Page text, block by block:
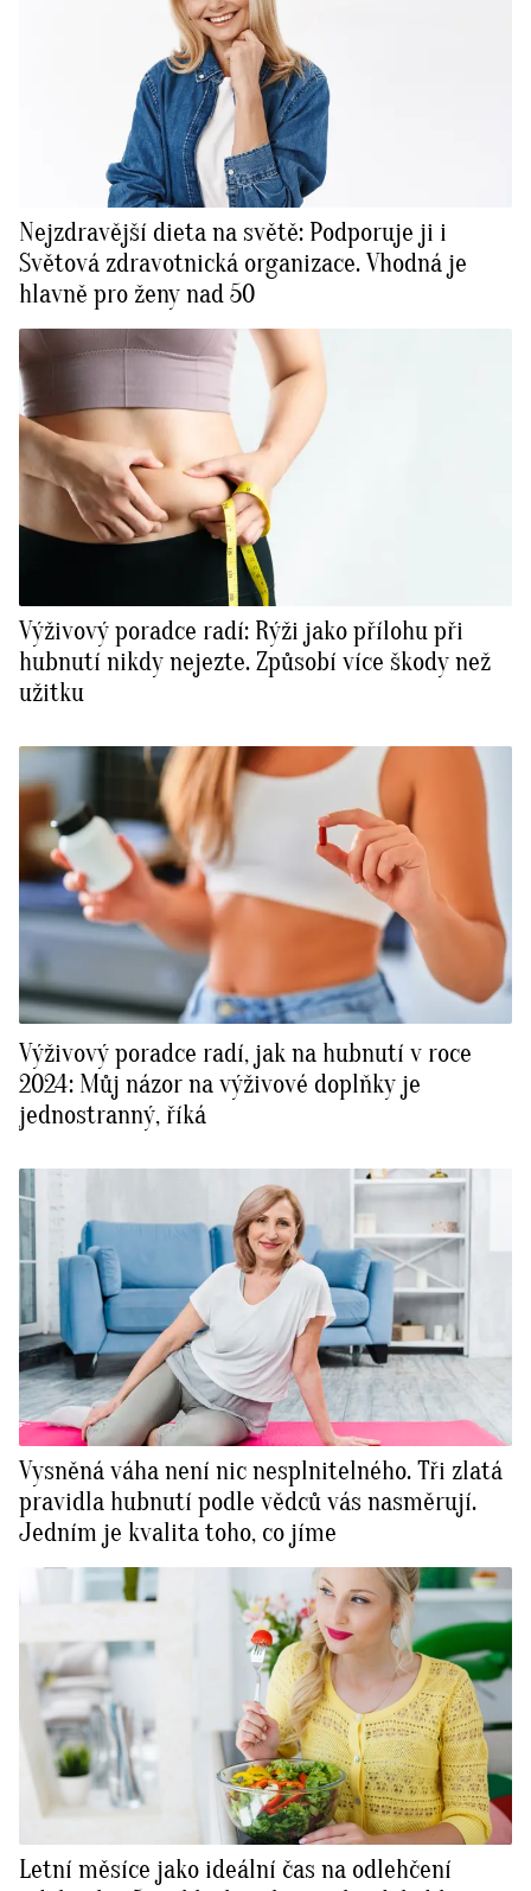
Nejzdravější dieta na světě: Podporuje ji i
Světová zdravotnická organizace. Vhodná je
hlavně pro ženy nad 50
Výživový poradce radí: Rýži jako přílohu při
hubnutí nikdy nejezte. Způsobí více škody než
užitku
Výživový poradce radí, jak na hubnutí v roce
2024: Můj názor na výživové doplňky je
jednostranný, říká
Vysněná váha není nic nesplnitelného. Tři zlatá
pravidla hubnutí podle vědců vás nasměrují.
Jedním je kvalita toho, co jíme
Letní měsíce jako ideální čas na odlehčení